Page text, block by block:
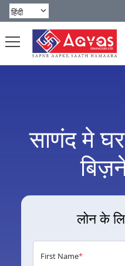
साणंद मे
लोन के
First Name*